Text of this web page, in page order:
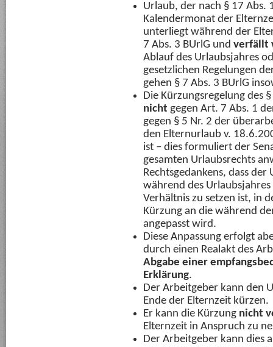
Urlaub, der nach § 17 Abs.
Kalendermonat der
unterliegt während der
7 Abs. 3 BUrlG und verfällt
Ablauf des Urlaubsjahres
gesetzlichen Regelungen
gehen § 7 Abs. 3 BUrlG
Die Kürzungsregelung des
nicht gegen Art. 7 Abs. 1
gegen § 5 Nr. 2 der
den Elternurlaub v.
ist – dies formuliert der
gesamten Urlaubsrechts
Rechtsgedankens, dass
während des
Verhältnis zu setzen ist, in
Kürzung an die während
angepasst wird.
Diese Anpassung erfolgt
durch einen Realakt des
Abgabe einer
Erklärung.
Der Arbeitgeber kann den
Ende der Elternzeit kürzen.
Er kann die Kürzung nicht
Elternzeit in Anspruch zu
Der Arbeitgeber kann dies